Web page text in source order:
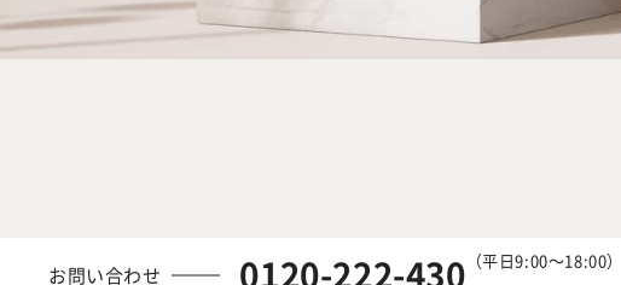
お問い合わせ 0120-222-430 （平日9:00～18:00）